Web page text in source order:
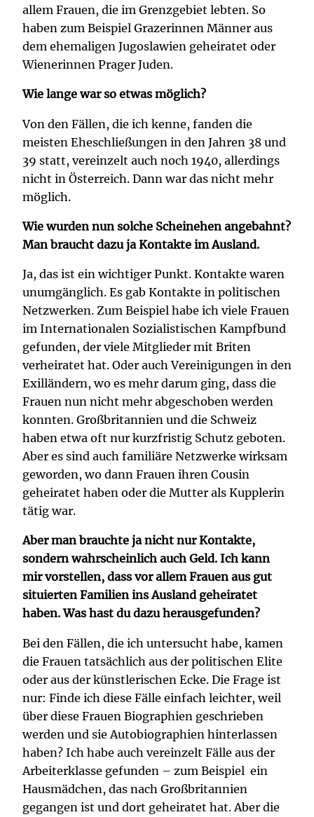
allem Frauen, die im Grenzgebiet lebten. So
haben zum Beispiel Grazerinnen Männer aus
dem ehemaligen Jugoslawien geheiratet oder
Wienerinnen Prager Juden.
Wie lange war so etwas möglich?
Von den Fällen, die ich kenne, fanden die
meisten Eheschließungen in den Jahren 38 und
39 statt, vereinzelt auch noch 1940, allerdings
nicht in Österreich. Dann war das nicht mehr
möglich.
Wie wurden nun solche Scheinehen angebahnt?
Man braucht dazu ja Kontakte im Ausland.
Ja, das ist ein wichtiger Punkt. Kontakte waren
unumgänglich. Es gab Kontakte in politischen
Netzwerken. Zum Beispiel habe ich viele Frauen
im Internationalen Sozialistischen Kampfbund
gefunden, der viele Mitglieder mit Briten
verheiratet hat. Oder auch Vereinigungen in den
Exilländern, wo es mehr darum ging, dass die
Frauen nun nicht mehr abgeschoben werden
konnten. Großbritannien und die Schweiz
haben etwa oft nur kurzfristig Schutz geboten.
Aber es sind auch familiäre Netzwerke wirksam
geworden, wo dann Frauen ihren Cousin
geheiratet haben oder die Mutter als Kupplerin
tätig war.
Aber man brauchte ja nicht nur Kontakte,
sondern wahrscheinlich auch Geld. Ich kann
mir vorstellen, dass vor allem Frauen aus gut
situierten Familien ins Ausland geheiratet
haben. Was hast du dazu herausgefunden?
Bei den Fällen, die ich untersucht habe, kamen
die Frauen tatsächlich aus der politischen Elite
oder aus der künstlerischen Ecke. Die Frage ist
nur: Finde ich diese Fälle einfach leichter, weil
über diese Frauen Biographien geschrieben
werden und sie Autobiographien hinterlassen
haben? Ich habe auch vereinzelt Fälle aus der
Arbeiterklasse gefunden – zum Beispiel ein
Hausmädchen, das nach Großbritannien
gegangen ist und dort geheiratet hat. Aber die